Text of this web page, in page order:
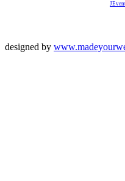
designed by